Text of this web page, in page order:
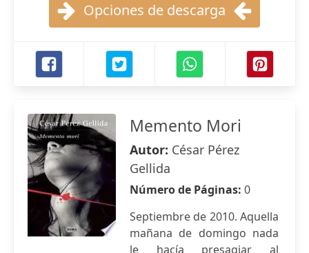
Opciones de descarga
Memento Mori
Autor: César Pérez
Gellida
Número de Páginas: 0
Septiembre de 2010. Aquella
mañana de domingo nada
le hacía presagiar al